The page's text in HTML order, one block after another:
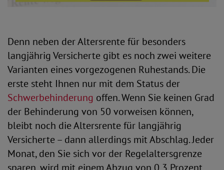
Denn neben der Altersrente für besonders
langjährig Versicherte gibt es noch zwei weitere
Varianten eines vorgezogenen Ruhestands. Die
erste steht Ihnen nur mit dem Status der
Schwerbehinderung offen. Wenn Sie keinen Grad
der Behinderung von 50 vorweisen können,
bleibt noch die Altersrente für langjährig
Versicherte – dann allerdings mit Abschlag. Jeder
Monat, den Sie sich vor der Regelaltersgrenze